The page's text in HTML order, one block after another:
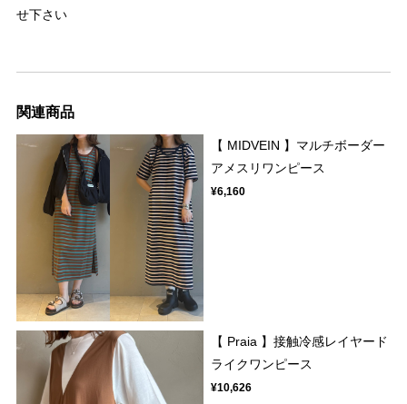
せ下さい
関連商品
【 MIDVEIN 】マルチボーダー
アメスリワンピース
¥6,160
【 Praia 】接触冷感レイヤード
ライクワンピース
¥10,626